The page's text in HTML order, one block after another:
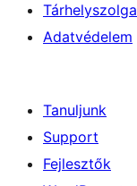
Adatvédelem
Tanuljunk
Support
Fejlesztők